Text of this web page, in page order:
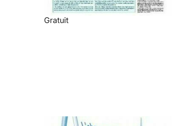
Gratuit